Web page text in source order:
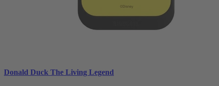
Donald Duck The Living Legend